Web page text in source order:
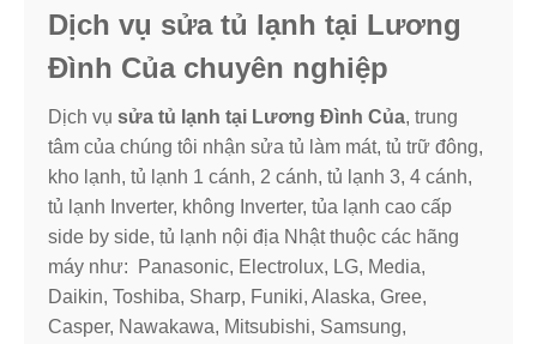
Dịch vụ sửa tủ lạnh tại Lương
Đình Của chuyên nghiệp
Dịch vụ sửa tủ lạnh tại Lương Đình Của, trung
tâm của chúng tôi nhận sửa tủ làm mát, tủ trữ đông,
kho lạnh, tủ lạnh 1 cánh, 2 cánh, tủ lạnh 3, 4 cánh,
tủ lạnh Inverter, không Inverter, tủa lạnh cao cấp
side by side, tủ lạnh nội địa Nhật thuộc các hãng
máy như: Panasonic, Electrolux, LG, Media,
Daikin, Toshiba, Sharp, Funiki, Alaska, Gree,
Casper, Nawakawa, Mitsubishi, Samsung,